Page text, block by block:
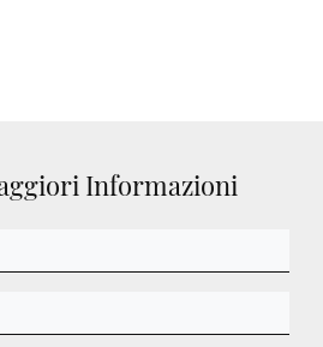
Informazioni